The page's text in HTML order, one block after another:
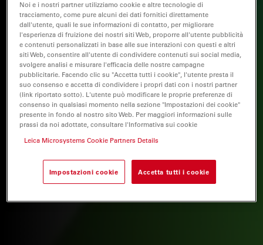
Noi e i nostri partner utilizziamo cookie e altre tecnologie di
tracciamento, come pure alcuni dei dati fornitici direttamente
dall'utente, quali le sue informazioni di contatto, per migliorare
l'esperienza di fruizione dei nostri siti Web, proporre all'utente pubblicità
e contenuti personalizzati in base alle sue interazioni con questi e altri
siti Web, consentire all'utente di condividere contenuti sui social media,
svolgere analisi e misurare l'efficacia delle nostre campagne
pubblicitarie. Facendo clic su "Accetta tutti i cookie", l'utente presta il
suo consenso e accetta di condividere i propri dati con i nostri partner
(link riportato sotto). L'utente può modificare le proprie preferenze di
consenso in qualsiasi momento nella sezione "Impostazioni dei cookie"
presente in fondo al nostro sito Web. Per maggiori informazioni sulle
prassi da noi adottate, consultare l'Informativa sui cookie
Leica Microsystems Cookie Partners Details
Impostazioni cookie Accetta tutti i cookie